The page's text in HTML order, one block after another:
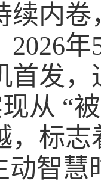
续内
2026
首发
从 “
，标
动智